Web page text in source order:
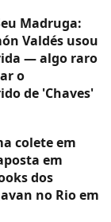
Madruga:
Valdés usou
— algo raro
o
de 'Chaves'
colete em
em
dos
no Rio em